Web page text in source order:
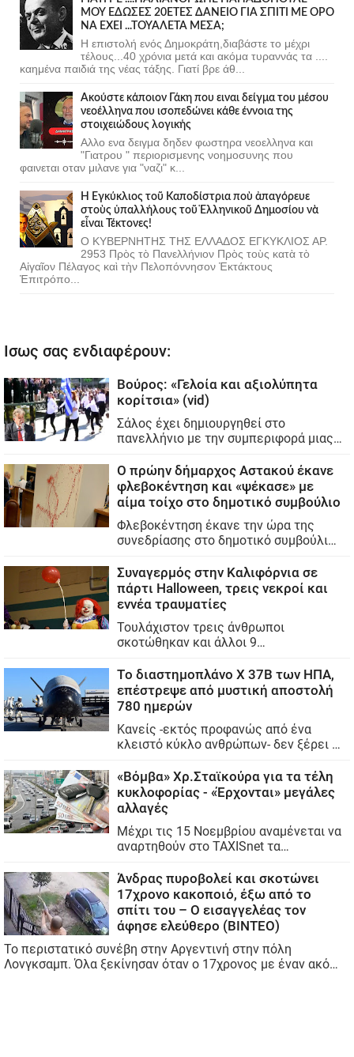
ΜΟΥ ΕΔΩΣΕΣ 20ΕΤΕΣ ΔΑΝΕΙΟ ΓΙΑ ΣΠΙΤΙ ΜΕ ΟΡΟ
ΝΑ ΕΧΕΙ ...ΤΟΥΑΛΕΤΑ ΜΕΣΑ;
Η επιστολή ενός Δημοκράτη,διαβάστε το μέχρι
τέλους...40 χρόνια μετά και ακόμα τυραννάς τα ....
καημένα παιδιά της νέας τάξης. Γιατί βρε άθ...
Ακούστε κάποιον Γάκη που ειναι δείγμα του μέσου
νεοέλληνα που ισοπεδώνει κάθε έννοια της
στοιχειώδους λογικής
Αλλο ενα δειγμα δηδεν φωστηρα νεοελληνα και
"Γιατρου " περιορισμενης νοημοσυνης που
φαινεται οταν μιλανε για "ναζι" κ...
Ἡ Ἐγκύκλιος τοῦ Καποδίστρια ποὺ ἀπαγόρευε
στοὺς ὑπαλλήλους τοῦ Ἑλληνικοῦ Δημοσίου νὰ
εἶναι Τέκτονες!
Ο ΚΥΒΕΡΝΗΤΗΣ ΤΗΣ ΕΛΛΑΔΟΣ ΕΓΚΥΚΛΙΟΣ ΑΡ.
2953 Πρὸς τὸ Πανελλήνιον Πρὸς τοὺς κατὰ τὸ
Αἰγαῖον Πέλαγος καὶ τὴν Πελοπόννησον Ἐκτάκτους
Ἐπιτρόπο...